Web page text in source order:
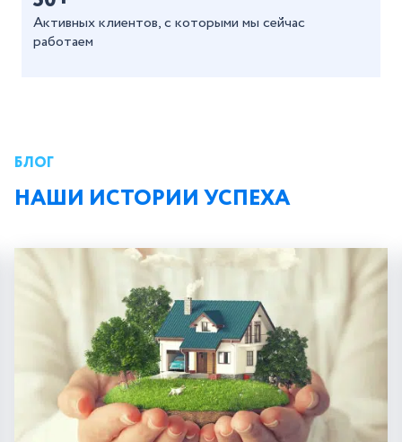
Активных клиентов, с которыми мы сейчас
работаем
БЛОГ
НАШИ ИСТОРИИ УСПЕХА